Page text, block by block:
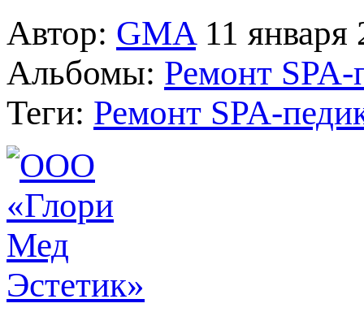
Автор: GMA11 января
Альбомы: Ремонт
Теги: Ремонт SPA-